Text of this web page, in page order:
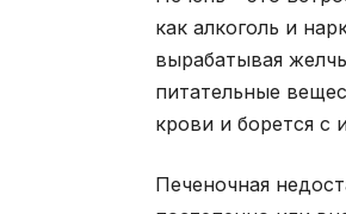
как алкоголь и
вырабатывая
питательные
крови и борется с
Печеночная